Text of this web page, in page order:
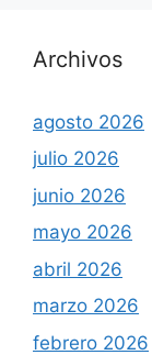
Archivos
agosto 2026
julio 2026
junio 2026
mayo 2026
abril 2026
marzo 2026
febrero 2026